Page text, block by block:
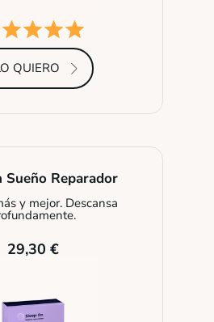
QUIERO
Sueño Reparador
y mejor. Descansa
29,30 €